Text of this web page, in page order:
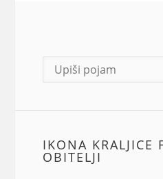
IKONA KRALJICE
OBITELJI